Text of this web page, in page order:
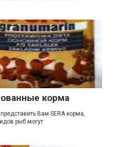
0
корма
Вам SERA корма,
рыб могут